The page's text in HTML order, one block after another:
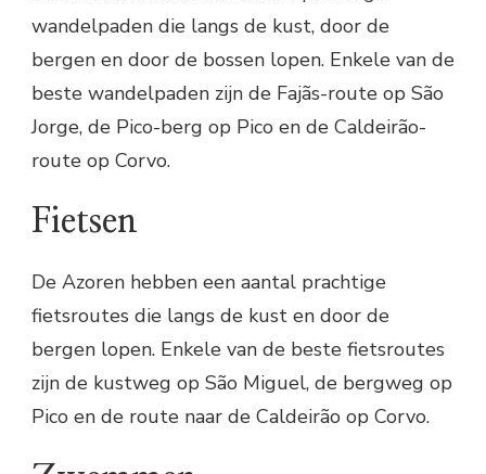
wandelpaden die langs de kust, door de
bergen en door de bossen lopen. Enkele van de
beste wandelpaden zijn de Fajãs-route op São
Jorge, de Pico-berg op Pico en de Caldeirão-
route op Corvo.
Fietsen
De Azoren hebben een aantal prachtige
fietsroutes die langs de kust en door de
bergen lopen. Enkele van de beste fietsroutes
zijn de kustweg op São Miguel, de bergweg op
Pico en de route naar de Caldeirão op Corvo.